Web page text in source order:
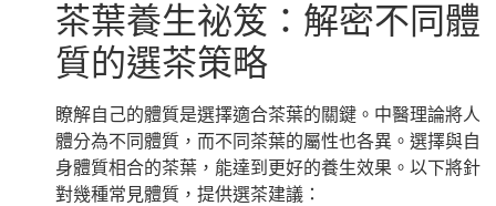
茶葉養生祕笈：解密不同體
質的選茶策略
瞭解自己的體質是選擇適合茶葉的關鍵。中醫理論將人
體分為不同體質，而不同茶葉的屬性也各異。選擇與自
身體質相合的茶葉，能達到更好的養生效果。以下將針
對幾種常見體質，提供選茶建議：